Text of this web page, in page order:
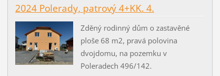
2024 Polerady, patrový 4+KK. 4.
Zděný rodinný dům o zastavěné
ploše 68 m2, pravá polovina
dvojdomu, na pozemku v
Poleradech 496/142.